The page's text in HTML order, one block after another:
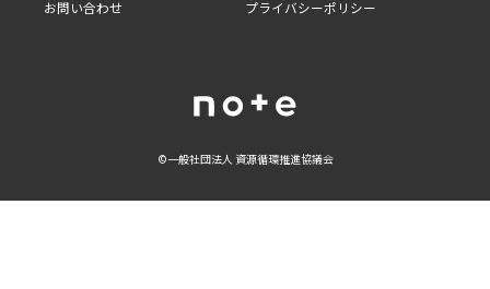
お問い合わせ プライバシーポリシー
©⼀般社団法⼈ 資源循環推進協議会